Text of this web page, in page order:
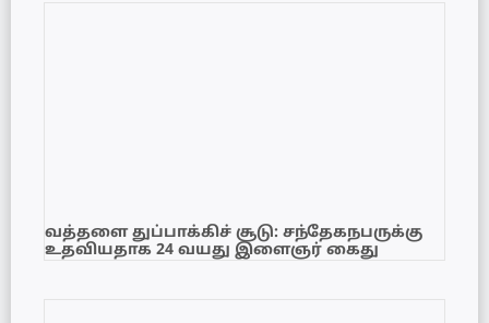
வத்தளை துப்பாக்கிச் சூடு: சந்தேகநபருக்கு
உதவியதாக 24 வயது இளைஞர் கைது